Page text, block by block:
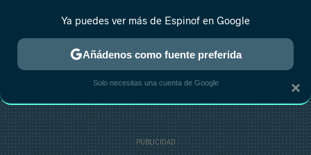
MENÚ NUEVO
ESTRENOS REALITY ANIME RANKINGS CINE ×
Ya puedes ver más de Espinof en Google
Añádenos como fuente preferida
Solo necesitas una cuenta de Google